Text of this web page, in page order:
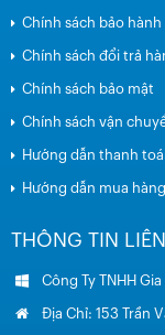
Chính sách bảo hành
Chính sách đổi trả
Chính sách bảo mật
Chính sách vận
Hướng dẫn thanh
Hướng dẫn mua hàng
THÔNG TIN
Công Ty TNHH
Địa Chỉ: 153 Trần